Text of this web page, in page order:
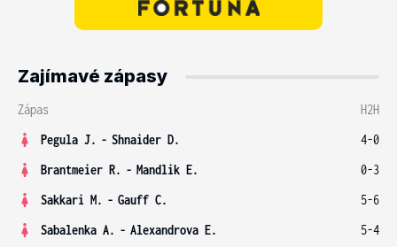
Zajímavé zápasy
Zápas
H2H
Pegula J. - Shnaider D.
4-0
Brantmeier R. - Mandlik E.
0-3
Sakkari M. - Gauff C.
5-6
Sabalenka A. - Alexandrova E.
5-4